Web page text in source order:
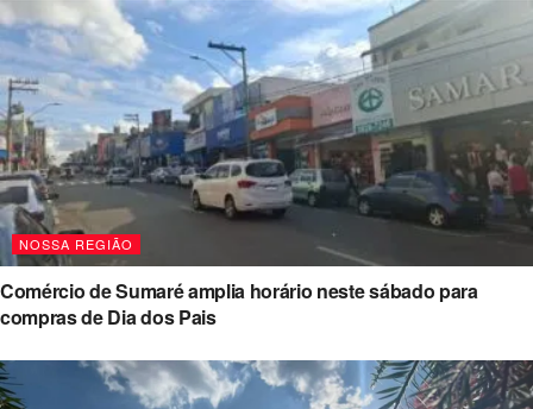
NOSSA REGIÃO
Comércio de Sumaré amplia horário neste sábado para
compras de Dia dos Pais